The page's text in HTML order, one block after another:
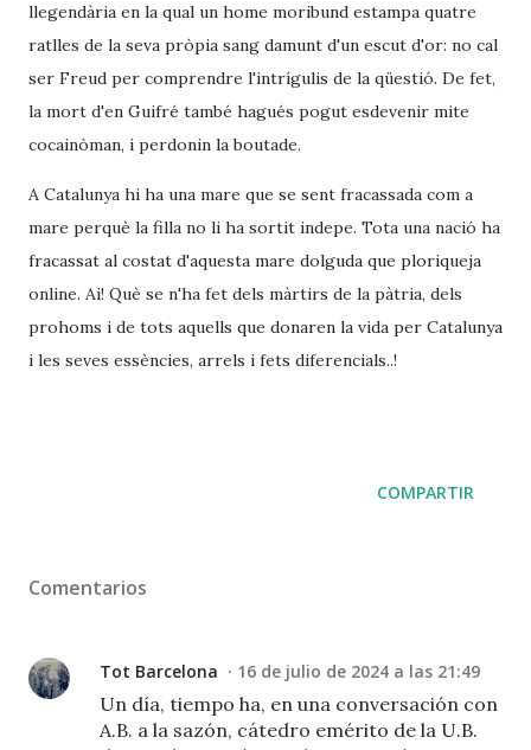
llegendària en la qual un home moribund estampa quatre
ratlles de la seva pròpia sang damunt d'un escut d'or: no cal
ser Freud per comprendre l'intrígulis de la qüestió. De fet,
la mort d'en Guifré també hagués pogut esdevenir mite
cocainòman, i perdonin la boutade.
A Catalunya hi ha una mare que se sent fracassada com a
mare perquè la filla no li ha sortit indepe. Tota una nació ha
fracassat al costat d'aquesta mare dolguda que ploriqueja
online. Ai! Què se n'ha fet dels màrtirs de la pàtria, dels
prohoms i de tots aquells que donaren la vida per Catalunya
i les seves essències, arrels i fets diferencials..!
COMPARTIR
Comentarios
Tot Barcelona 16 de julio de 2024 a las 21:49
Un día, tiempo ha, en una conversación con
A.B. a la sazón, cátedro emérito de la U.B.